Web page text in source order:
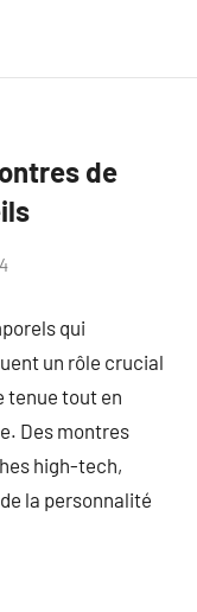
de
qui
un rôle crucial
tenue tout en
Des montres
high-tech,
la personnalité